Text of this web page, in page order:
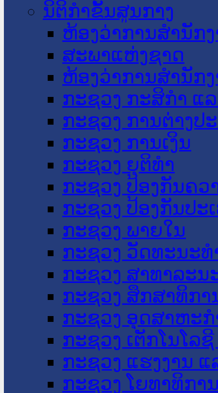
ນິຕິກໍາຂັ້ນສູນກາງ
ຫ້ອງວ່າການສໍານັກ
ສະພາແຫ່ງຊາດ
ຫ້ອງວ່າການສຳນັກ
ກະຊວງ ກະສິກຳ ແ
ກະຊວງ ການຕ່າງປ
ກະຊວງ ການເງິນ
ກະຊວງ ຍຸຕິທໍາ
ກະຊວງ ປ້ອງກັນຄວ
ກະຊວງ ປ້ອງກັນປະ
ກະຊວງ ພາຍໃນ
ກະຊວງ ວັດທະນະ
ກະຊວງ ສາທາລະນ
ກະຊວງ ສຶກສາທິກາ
ກະຊວງ ອຸດສາຫະ
ກະຊວງ ເຕັກໂນໂລ
ກະຊວງ ແຮງງານ
ກະຊວງ ໂຍທາທິກາ